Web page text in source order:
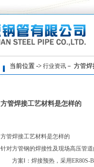
当前位置 -> 行业资讯 － 方管
方管焊接工艺材料是怎样的
方管焊接工艺材料是怎样的
针对方管钢的焊接性及现场高压管
方案Ⅰ：焊接预热，采用ER80S-